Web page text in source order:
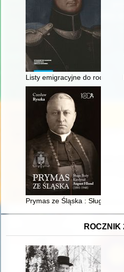
Listy emigracyjne do rodziców
Prymas ze Śląska : Sługa
ROCZNIK